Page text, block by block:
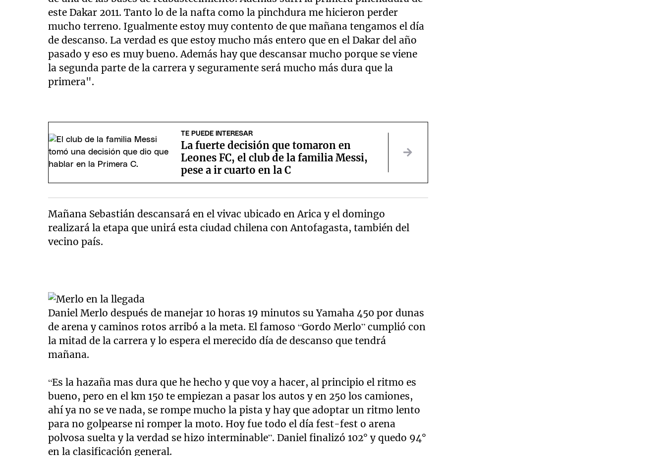
este Dakar 2011. Tanto lo de la nafta como la pinchdura me hicieron perder
mucho terreno. Igualmente estoy muy contento de que mañana tengamos el día
de descanso. La verdad es que estoy mucho más entero que en el Dakar del año
pasado y eso es muy bueno. Además hay que descansar mucho porque se viene
la segunda parte de la carrera y seguramente será mucho más dura que la
primera".
TE PUEDE INTERESAR
La fuerte decisión que tomaron en
Leones FC, el club de la familia Messi,
pese a ir cuarto en la C
Mañana Sebastián descansará en el vivac ubicado en Arica y el domingo
realizará la etapa que unirá esta ciudad chilena con Antofagasta, también del
vecino país.
Daniel Merlo después de manejar 10 horas 19 minutos su Yamaha 450 por dunas
de arena y caminos rotos arribó a la meta. El famoso “Gordo Merlo” cumplió con
la mitad de la carrera y lo espera el merecido día de descanso que tendrá
mañana.
“Es la hazaña mas dura que he hecho y que voy a hacer, al principio el ritmo es
bueno, pero en el km 150 te empiezan a pasar los autos y en 250 los camiones,
ahí ya no se ve nada, se rompe mucho la pista y hay que adoptar un ritmo lento
para no golpearse ni romper la moto. Hoy fue todo el día fest-fest o arena
polvosa suelta y la verdad se hizo interminable”. Daniel finalizó 102° y quedo 94°
en la clasificación general.